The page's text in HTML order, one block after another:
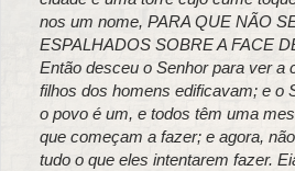
nos um nome, PARA QUE NÃO
ESPALHADOS SOBRE A FACE
Então desceu o Senhor para ver a
filhos dos homens edificavam; e o
o povo é um, e todos têm uma
que começam a fazer; e agora,
tudo o que eles intentarem fazer.